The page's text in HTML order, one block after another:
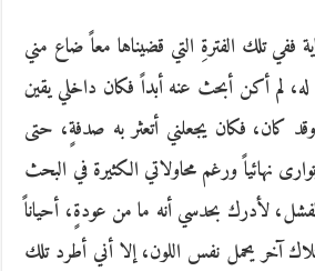
ففي تلك الفترةِ التي قضيناها معاً ضاع مني
لم أكن أبحث عنه أبداً فكان داخلي يقين
وقد كان، فكان يجعلني أتعثر به صدفةٍ، حتى
نهائياً ورغم محاولاتي الكثيرة في البحث
لأدرك بحدسي أنه ما من عودةٍ، أحياناً
آخر يحمل نفس اللون، إلا أني أطرد تلك